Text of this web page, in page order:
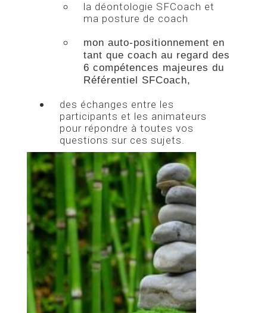
la déontologie SFCoach et
ma posture de coach
mon auto-positionnement en
tant que coach au regard des
6 compétences majeures du
Référentiel SFCoach,
des échanges entre les
participants et les animateurs
pour répondre à toutes vos
questions sur ces sujets.